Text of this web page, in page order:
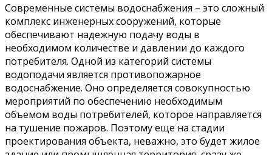
Современные системы водоснабжения – это сложный
комплекс инженерных сооружений, которые
обеспечивают надежную подачу воды в
необходимом количестве и давлении до каждого
потребителя. Одной из категорий системы
водоподачи является противопожарное
водоснабжение. Оно определяется совокупностью
мероприятий по обеспечению необходимым
объемом воды потребителей, которое направляется
на тушение пожаров. Поэтому еще на стадии
проектирования объекта, неважно, это будет жилое